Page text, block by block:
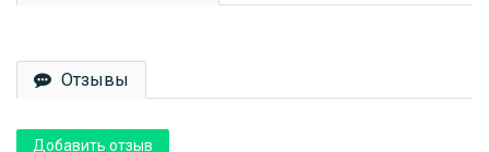
Отзывы
Добавить отзыв